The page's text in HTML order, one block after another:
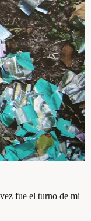
fue el turno de mi